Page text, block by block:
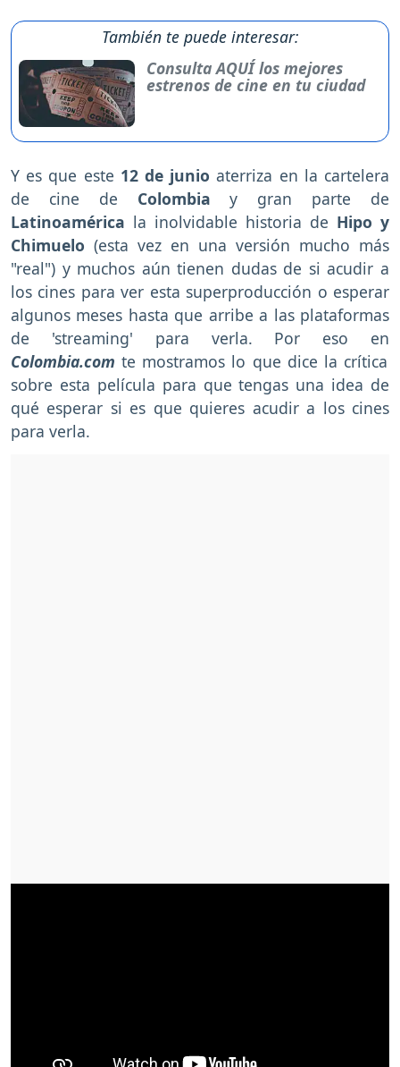
También te puede interesar:
Consulta AQUÍ los mejores
estrenos de cine en tu ciudad
Y es que este 12 de junio aterriza en la cartelera
de cine de Colombiay gran parte de
Latinoamérica la inolvidable historia de Hipo y
Chimuelo (esta vez en una versión mucho más
"real") y muchos aún tienen dudas de si acudir a
los cines para ver esta superproducción o esperar
algunos meses hasta que arribe a las plataformas
de 'streaming' para verla. Por eso en
Colombia.com te mostramos lo que dice la crítica
sobre esta película para que tengas una idea de
qué esperar si es que quieres acudir a los cines
para verla.